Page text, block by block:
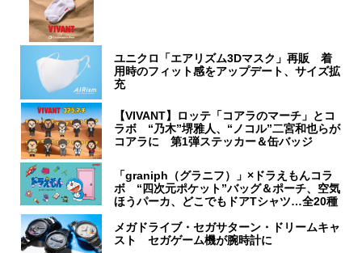
ユニクロ「エアリズム3Dマスク」再販 着
用時のフィット感をアップデート、サイズ拡
充
【VIVANT】ロッテ「コアラのマーチ」とコ
ラボ “乃木”堺雅人、“ノコル”二宮和也らが
コアラに 第1弾ステッカー＆缶バッジ
「graniph（グラニフ）」×ドラえもんコラ
ボ “四次元ポケット”バッグ＆ポーチ、空気
ほうパーカ、どこでもドアTシャツ…全20種
メガドライブ・セガサターン・ドリームキャ
スト セガゲーム機が腕時計に